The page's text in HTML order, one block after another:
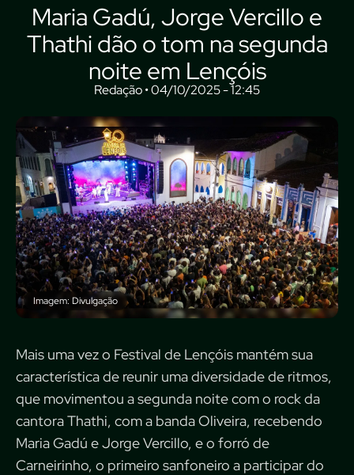
Maria Gadú, Jorge Vercillo e
Thathi dão o tom na segunda
noite em Lençóis
Redação • 04/10/2025 - 12:45
Imagem: Divulgação
Mais uma vez o Festival de Lençóis mantém sua
característica de reunir uma diversidade de ritmos,
que movimentou a segunda noite com o rock da
cantora Thathi, com a banda Oliveira, recebendo
Maria Gadú e Jorge Vercillo, e o forró de
Carneirinho, o primeiro sanfoneiro a participar do